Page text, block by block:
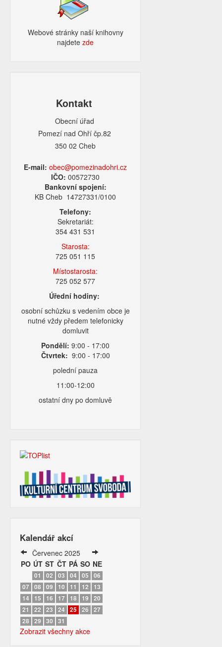
Webové stránky naší knihovny
najdetezde​
Kontakt
Obecní úřad
Pomezí nad Ohří čp.82
350 02 Cheb
E-mail: obec@pomezinadohri.cz
IČO:00572730
Bankovní spojení:
KB Cheb 14727331/0100
Telefony:
Sekretariát:
354 431 531
Starosta:
725 051 115
Místostarosta:
725 052 577
Úřední hodiny:
osobní schůzku s vedením obce je
nutné vždy předem telefonicky
domluvit
Pondělí: 9:00 - 17:00
Čtvrtek: 9:00 - 17:00
polední pauza
11:00-12:00
ostatní dny po domluvě
Kalendář akcí
Červenec 2025
PO ÚT ST ČT PÁ SO NE
01 02 03 04 05
06
07 08 09 10 11 12
13
14
15 16 17 18 19
20
21
22 23 24 25 26
27
28
29 30 31
Zobrazit všechny akce